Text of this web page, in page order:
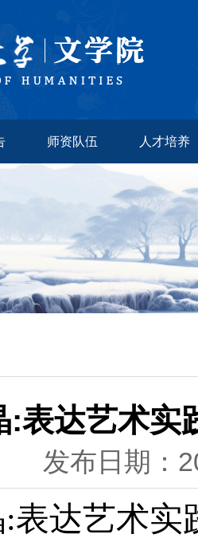
师资队伍 人才培养
:表达艺术
发布日期：
:表达艺术